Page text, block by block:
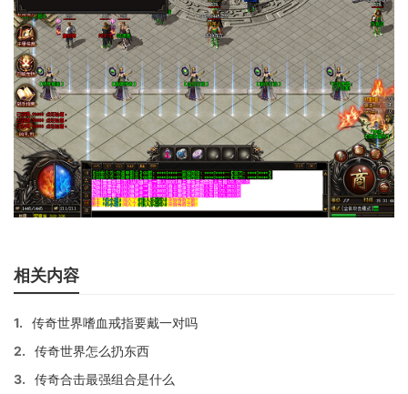
相关内容
1.
传奇世界嗜血戒指要戴一对吗
2.
传奇世界怎么扔东西
3.
传奇合击最强组合是什么